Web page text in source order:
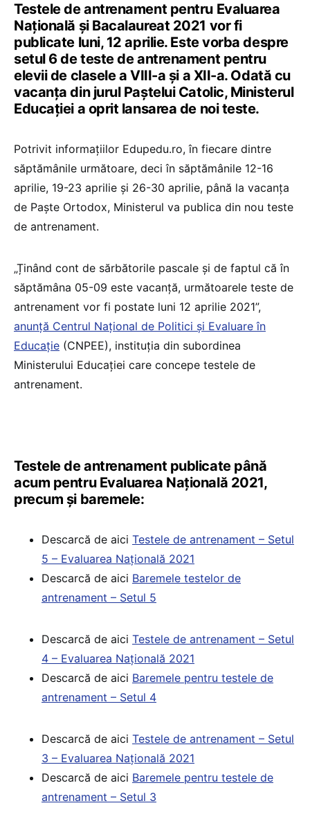
Testele de antrenament pentru Evaluarea
Națională și Bacalaureat 2021 vor fi
publicate luni, 12 aprilie. Este vorba despre
setul 6 de teste de antrenament pentru
elevii de clasele a VIII-a și a XII-a. Odată cu
vacanța din jurul Paștelui Catolic, Ministerul
Educației a oprit lansarea de noi teste.
Potrivit informațiilor Edupedu.ro, în fiecare dintre
săptămânile următoare, deci în săptămânile 12-16
aprilie, 19-23 aprilie și 26-30 aprilie, până la vacanța
de Paște Ortodox, Ministerul va publica din nou teste
de antrenament.
„Ținând cont de sărbătorile pascale și de faptul că în
săptămâna 05-09 este vacanță, următoarele teste de
antrenament vor fi postate luni 12 aprilie 2021”,
anunță Centrul Național de Politici și Evaluare în
Educație (CNPEE), instituția din subordinea
Ministerului Educației care concepe testele de
antrenament.
Testele de antrenament publicate până
acum pentru Evaluarea Națională 2021,
precum și baremele:
Descarcă de aici Testele de antrenament – Setul
5 – Evaluarea Națională 2021
Descarcă de aici Baremele testelor de
antrenament – Setul 5
Descarcă de aici Testele de antrenament – Setul
4 – Evaluarea Națională 2021
Descarcă de aici Baremele pentru testele de
antrenament – Setul 4
Descarcă de aici Testele de antrenament – Setul
3 – Evaluarea Națională 2021
Descarcă de aici Baremele pentru testele de
antrenament – Setul 3